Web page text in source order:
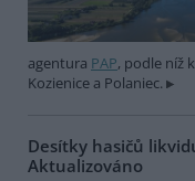
agentura PAP, podle níž
Kozienice a Polaniec.
Desítky hasičů
Aktualizováno